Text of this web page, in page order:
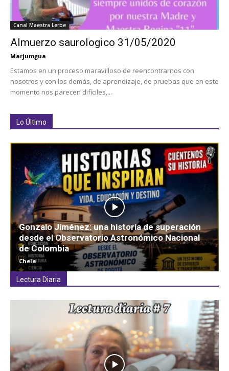
Canal Maestra Lerbe
Almuerzo saurologico 31/05/2020
Marjumgua
Estamos en un proceso maravilloso de reencontrarnos con
nosotros y con los demás, de aprendizaje, de pruebas que en este
momento nos parecen difíciles,...
Lo Último
Gonzalo Jiménez: una historia de superación
desde el Observatorio Astronómico Nacional
de Colombia
Chela
Lectura Diaria